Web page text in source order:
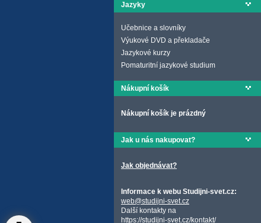
Jazyky
Učebnice a slovníky
Výukové DVD a překladače
Jazykové kurzy
Pomaturitní jazykové studium
Nákupní košík
Nákupní košík je prázdný
Jak u nás nakupovat?
Jak objednávat?
Informace k webu Studijni-svet.cz:
web@studijni-svet.cz
Další kontakty na
https://studijni-svet.cz/kontakt/